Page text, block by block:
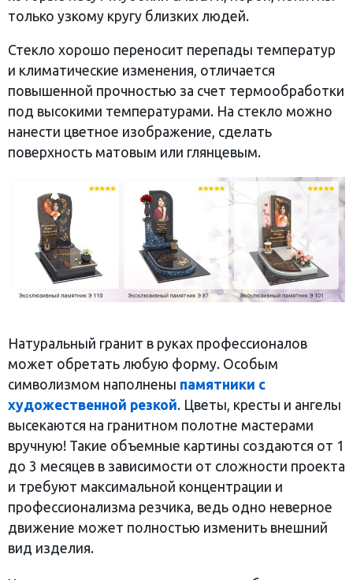
только узкому кругу близких людей.
Стекло хорошо переносит перепады температур
и климатические изменения, отличается
повышенной прочностью за счет термообработки
под высокими температурами. На стекло можно
нанести цветное изображение, сделать
поверхность матовым или глянцевым.
Натуральный гранит в руках профессионалов
может обретать любую форму. Особым
символизмом наполнены памятники с
художественной резкой. Цветы, кресты и ангелы
высекаются на гранитном полотне мастерами
вручную! Такие объемные картины создаются от 1
до 3 месяцев в зависимости от сложности проекта
и требуют максимальной концентрации и
профессионализма резчика, ведь одно неверное
движение может полностью изменить внешний
вид изделия.